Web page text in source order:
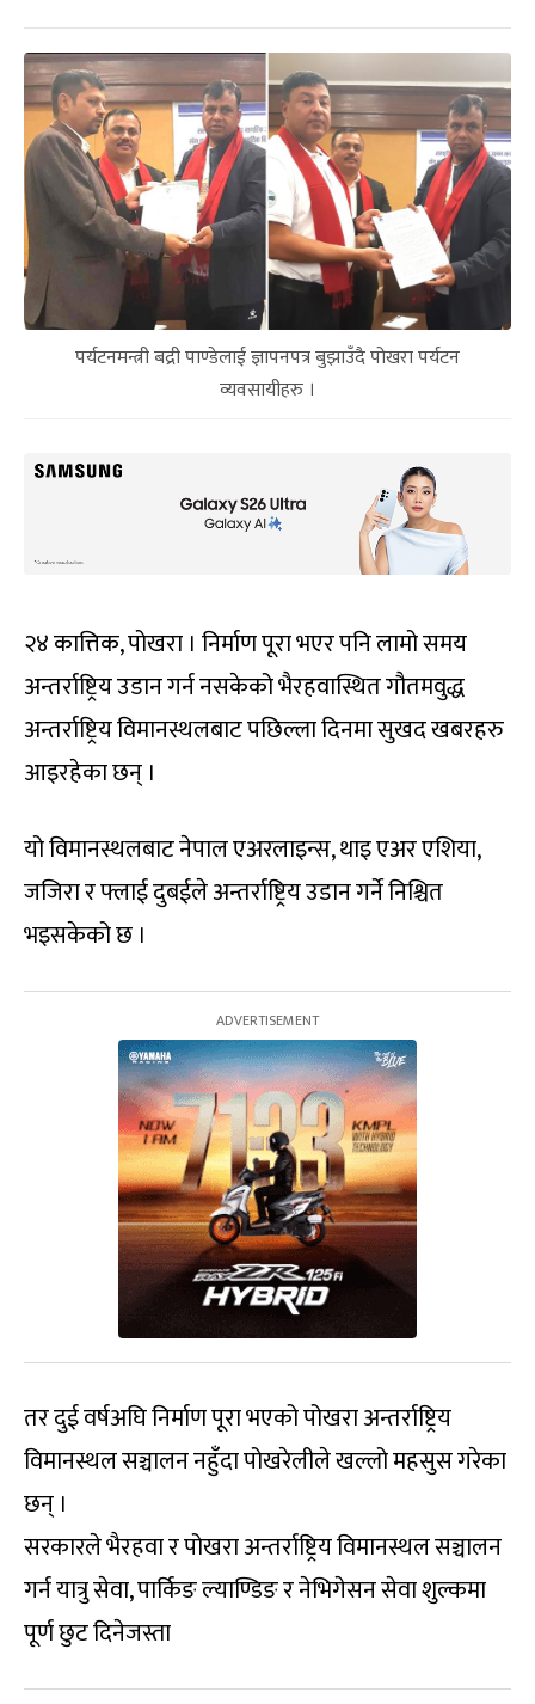
पर्यटनमन्त्री बद्री पाण्डेलाई ज्ञापनपत्र बुझाउँदै पोखरा पर्यटन
व्यवसायीहरु ।
२४ कात्तिक, पोखरा । निर्माण पूरा भएर पनि लामो समय
अन्तर्राष्ट्रिय उडान गर्न नसकेको भैरहवास्थित गौतमवुद्ध
अन्तर्राष्ट्रिय विमानस्थलबाट पछिल्ला दिनमा सुखद खबरहरु
आइरहेका छन् ।
यो विमानस्थलबाट नेपाल एअरलाइन्स, थाइ एअर एशिया,
जजिरा र फ्लाई दुबईले अन्तर्राष्ट्रिय उडान गर्ने निश्चित
भइसकेको छ ।
तर दुई वर्षअघि निर्माण पूरा भएको पोखरा अन्तर्राष्ट्रिय
विमानस्थल सञ्चालन नहुँदा पोखरेलीले खल्लो महसुस गरेका
छन् ।
सरकारले भैरहवा र पोखरा अन्तर्राष्ट्रिय विमानस्थल सञ्चालन
गर्न यात्रु सेवा, पार्किङ ल्याण्डिङ र नेभिगेसन सेवा शुल्कमा
पूर्ण छुट दिनेजस्ता